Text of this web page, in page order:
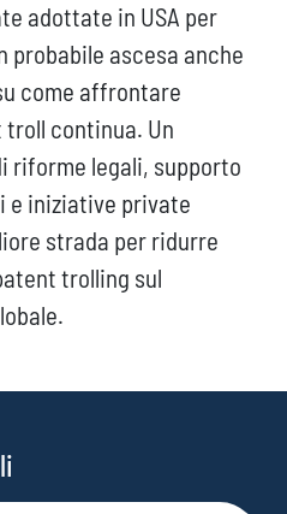
adottate in USA per
probabile ascesa anche
come affrontare
continua. Un
riforme legali, supporto
e iniziative private
strada per ridurre
trolling sul